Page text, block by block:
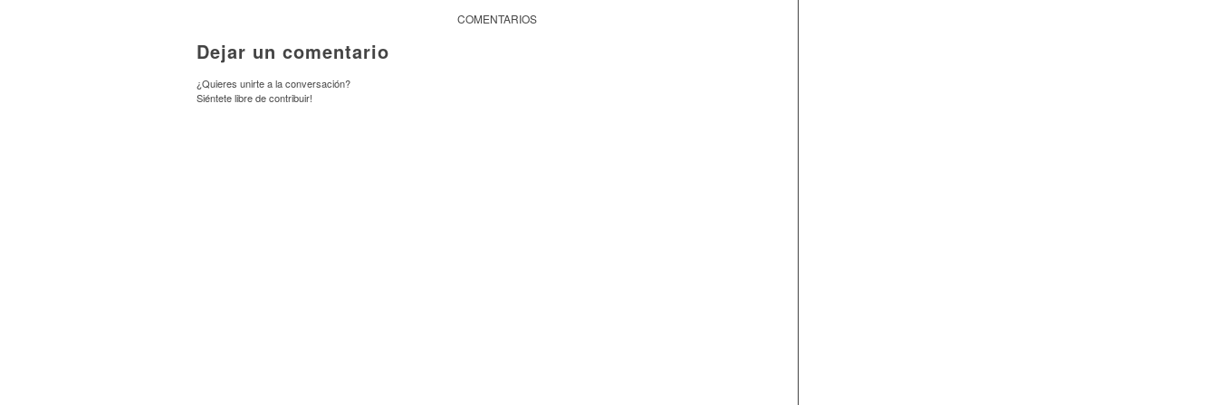
COMENTARIOS
Dejar un comentario
¿Quieres unirte a la conversación?
Siéntete libre de contribuir!